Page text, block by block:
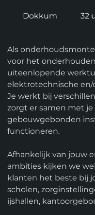
Dokkum 32
Als
voor het
uiteenlopende
elektrotechnische en/
Je werkt bij
zorgt er samen met je
gebouwgebonden
functioneren.
Afhankelijk van jouw
ambities kijken we
klanten het beste bij
scholen,
ijshallen,